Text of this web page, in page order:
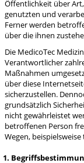
▸
▸
▸
▸
▸
▸
▸
▸
▸
▸
▸
▸
▸
Öffentlichkeit über
genutzten und
Ferner werden
über die ihnen
Die MedicoTec
Verantwortlicher
Maßnahmen
über diese
sicherzustellen.
grundsätzlich
nicht gewährleistet
betroffenen Person
Wegen,
1.